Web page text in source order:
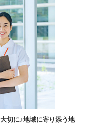
切に♪地域に寄り添う地